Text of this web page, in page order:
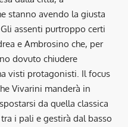
stanno avendo la giusta
assenti purtroppo certi
e Ambrosino che, per
dovuto chiudere
visti protagonisti. Il focus
Vivarini manderà in
da quella classica
i pali e gestirà dal basso